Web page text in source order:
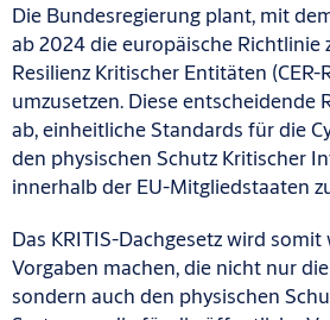
Die Bundesregierung plant, mit
ab 2024 die europäische Richtlinie
Resilienz Kritischer Entitäten
umzusetzen. Diese entscheidende
ab, einheitliche Standards für die
den physischen Schutz Kritischer
innerhalb der EU-Mitgliedstaaten
Das KRITIS-Dachgesetz wird
Vorgaben machen, die nicht nur
sondern auch den physischen